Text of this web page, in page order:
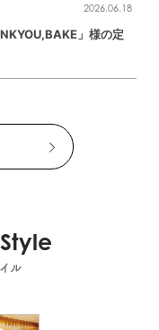
2026.06.18
」様の定
ル